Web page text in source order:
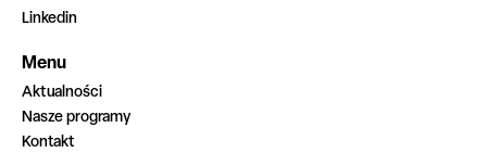
Linkedin
Menu
Aktualności
Nasze programy
Kontakt